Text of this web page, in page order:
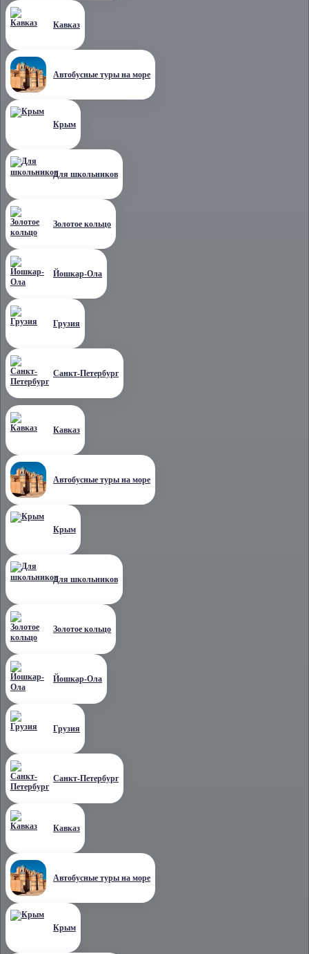
Кавказ
Автобусные туры на море
Крым
Для школьников
Золотое кольцо
Йошкар-Ола
Грузия
Санкт-Петербург
Кавказ
Автобусные туры на море
Крым
Для школьников
Золотое кольцо
Йошкар-Ола
Грузия
Санкт-Петербург
Кавказ
Автобусные туры на море
Крым